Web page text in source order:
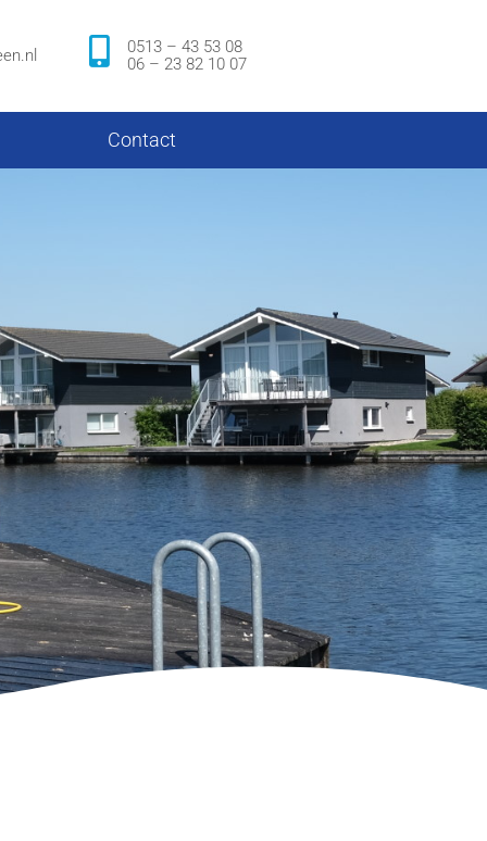
0513 – 43 53 08
06 – 23 82 10 07
Contact